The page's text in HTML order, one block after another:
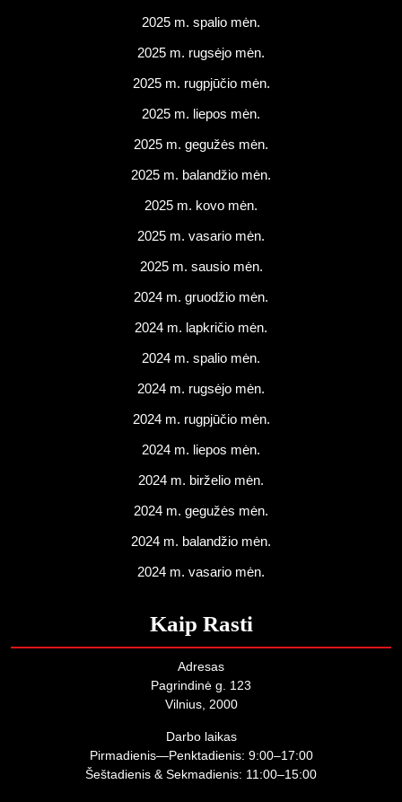
2025 m. spalio mėn.
2025 m. rugsėjo mėn.
2025 m. rugpjūčio mėn.
2025 m. liepos mėn.
2025 m. gegužės mėn.
2025 m. balandžio mėn.
2025 m. kovo mėn.
2025 m. vasario mėn.
2025 m. sausio mėn.
2024 m. gruodžio mėn.
2024 m. lapkričio mėn.
2024 m. spalio mėn.
2024 m. rugsėjo mėn.
2024 m. rugpjūčio mėn.
2024 m. liepos mėn.
2024 m. birželio mėn.
2024 m. gegužės mėn.
2024 m. balandžio mėn.
2024 m. vasario mėn.
Kaip Rasti
Adresas
Pagrindinė g. 123
Vilnius, 2000
Darbo laikas
Pirmadienis—Penktadienis: 9:00–17:00
Šeštadienis & Sekmadienis: 11:00–15:00